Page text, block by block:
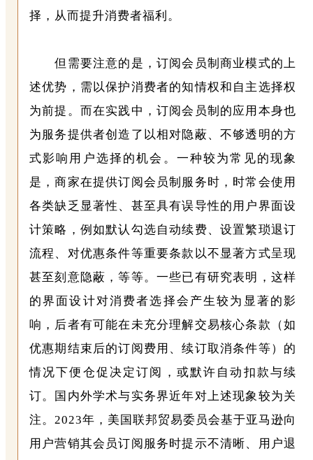
择，从而提升消费者福利。
但需要注意的是，订阅会员制商业模式的上
述优势，需以保护消费者的知情权和自主选择权
为前提。而在实践中，订阅会员制的应用本身也
为服务提供者创造了以相对隐蔽、不够透明的方
式影响用户选择的机会。一种较为常见的现象
是，商家在提供订阅会员制服务时，时常会使用
各类缺乏显著性、甚至具有误导性的用户界面设
计策略，例如默认勾选自动续费、设置繁琐退订
流程、对优惠条件等重要条款以不显著方式呈现
甚至刻意隐蔽，等等。一些已有研究表明，这样
的界面设计对消费者选择会产生较为显著的影
响，后者有可能在未充分理解交易核心条款（如
优惠期结束后的订阅费用、续订取消条件等）的
情况下便仓促决定订阅，或默许自动扣款与续
订。国内外学术与实务界近年对上述现象较为关
注。2023年，美国联邦贸易委员会基于亚马逊向
用户营销其会员订阅服务时提示不清晰、用户退